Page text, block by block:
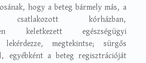
hogy a beteg bármely más, a
csatlakozott kórházban,
keletkezett egészségügyi
lekérdezze, megtekintse; sürgős
egyébként a beteg regisztrációját